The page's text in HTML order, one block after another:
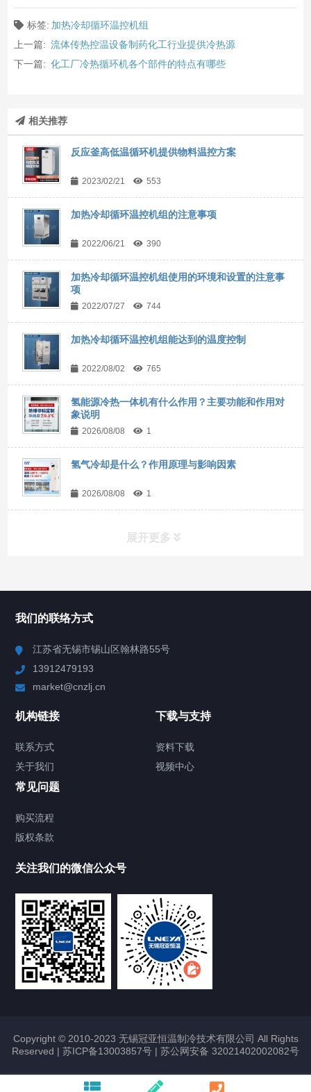
标签: 加热冷却循环温控机组
上一篇: 流体传热控温设备制药化工行业提供冷热源
下一篇: 化工厂冷热循环机各个部件的特点有哪些
相关推荐
反应釜高低温循环机提供物料温控方案
2023/02/21 553
加热冷却循环温控机组的注意事项
2022/06/21 390
加热冷却循环温控机组使用的环境和设置的注意事
项
2022/07/27 744
加热冷却循环温控机组能达到的温度控制
2022/08/02 765
氢能源冷热一体机有什么作用？主要功能和作用对
象说明
2026/08/08 1
氢气冷却是什么？作用原理与影响因素
2026/08/08 1
展开更多
Chiller高精度制冷循环器
TCU温度控制单元
Chiller气体控温系统
Chamber试验箱
FREEZER低温箱
VOCs冷凝回收装置
我们的联络方式
江苏省无锡市锡山区翰林路55号
13912479193
market@cnzlj.cn
机构链接
联系方式
关于我们
下载与支持
资料下载
视频中心
常见问题
购买流程
版权条款
关注我们的微信公众号
Copyright © 2010-2023 无锡冠亚恒温制冷技术有限公司 All Rights
Reserved | 苏ICP备13003857号 | 苏公网安备 32021402002082号